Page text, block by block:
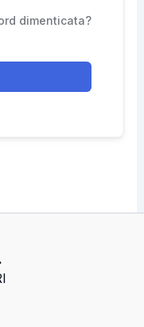
dimenticata?